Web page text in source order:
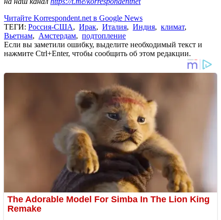
Читайте Korrespondent.net в Google News
ТЕГИ: Россия-США, Ирак, Италия, Индия, климат,
Вьетнам, Амстердам, подтопление
Если вы заметили ошибку, выделите необходимый текст и
нажмите Ctrl+Enter, чтобы сообщить об этом редакции.